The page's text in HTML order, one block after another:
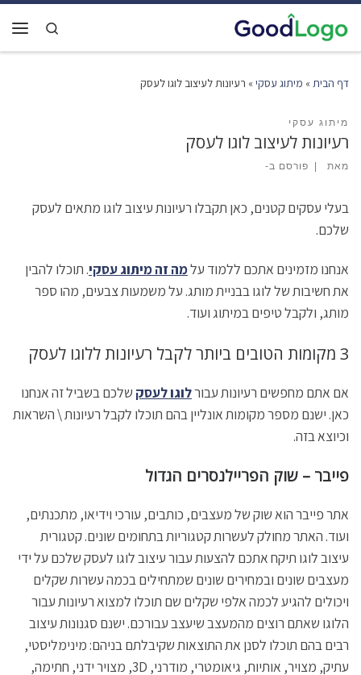
דלג לתוכן
Search
דף הבית» מיתוג עסקי» רעיונות לעיצוב לוגו לעסק
מיתוג עסקי
רעיונות לעיצוב לוגו לעסק
מאת פורסם ב-
בעלי עסקים קטנים, כאן תקבלו רעיונות עיצוב לוגו מתאים לעסק
שלכם.
אנחנו מזמינים אתכם ללמוד עלמה זה מיתוג עסקי. תוכלו להבין
את חשיבות של לוגו בבניית מותג. על משמעות צבעים, מהו ספר
מותג, ולקבל טיפים במיתוג ועוד.
3 מקומות הטובים ביותר לקבל רעיונות ללוגו לעסק
אם אתם מחפשים רעיונות עבורלוגו לעסק שלכם בשביל זה אנחנו
כאן. ישנם מספר מקומות אונליין בהם תוכלו לקבל רעיונות \ השראות
וכיוצא בזה.
פייבר – שוק הפריילנסרים הגדול
אתר פייבר הוא שוק של מעצבים, כותבים, עורכי וידיאו, מתכנתים,
ועוד. האתר מחולק לעשרות קטגוריות בתחומים שונים. קטגורית
עיצוב לוגו תיקח אתכם להצעות עבור עיצוב לוגו לעסק שלכם על ידי
מעצבים שונים ובמחירים שונים שמתחילים בכמה עשרות שקלים
ויכולים להגיע לכמה אלפי שקלים שם תוכלו למצוא רעיונות עבור
הלוגו שאתם רוצים מהמעצב שיעצב עבורכם. ישנם סגנונות עיצוב
רבים בהם תוכלו לסנן את התוצאות שקיבלתם בניהם: מינימליסטי,
עתיק, מצויר, אותיות, גיאומטרי, מודרני, 3D, מצויר ידני, חתימה,